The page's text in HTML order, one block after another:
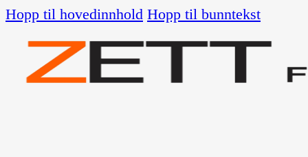
Hopp til hovedinnhold Hopp til bunntekst